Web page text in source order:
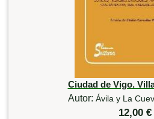
Ciudad de Vigo.
Autor: Ávila y La
12,00 €